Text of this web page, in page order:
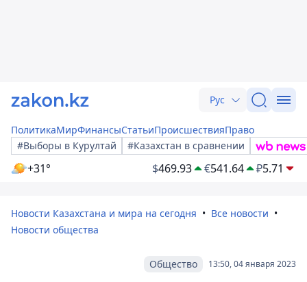
Рус
ПолитикаМирФинансыСтатьиПроисшествияПраво
#Выборы в Курултай
#Казахстан в сравнении
+31° $469.93 €541.64 ₽5.71
Новости Казахстана и мира на сегодня
Все новости
Новости общества
13:50, 04 января 2023
Общество